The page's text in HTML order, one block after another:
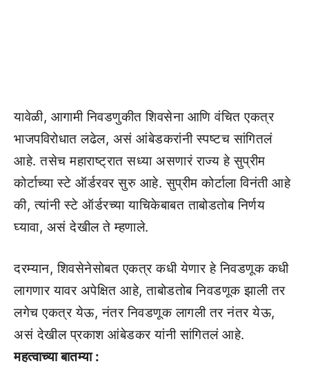
यावेळी, आगामी निवडणुकीत शिवसेना आणि वंचित एकत्र
भाजपविरोधात लढेल, असं आंबेडकरांनी स्पष्टच सांगितलं
आहे. तसेच महाराष्ट्रात सध्या असणारं राज्य हे सुप्रीम
कोर्टाच्या स्टे ऑर्डरवर सुरु आहे. सुप्रीम कोर्टाला विनंती आहे
की, त्यांनी स्टे ऑर्डरच्या याचिकेबाबत ताबोडतोब निर्णय
घ्यावा, असं देखील ते म्हणाले.
दरम्यान, शिवसेनेसोबत एकत्र कधी येणार हे निवडणूक कधी
लागणार यावर अपेक्षित आहे, ताबोडतोब निवडणूक झाली तर
लगेच एकत्र येऊ, नंतर निवडणूक लागली तर नंतर येऊ,
असं देखील प्रकाश आंबेडकर यांनी सांगितलं आहे.
महत्वाच्या बातम्या :